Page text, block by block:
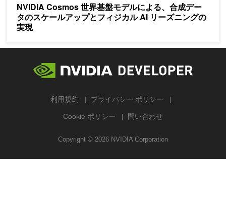
NVIDIA Cosmos 世界基盤モデルによる、合成デー
タのスケールアップとフィジカル AI リーズニングの
実現
利用規約 プライバシー ポリシー
Cookie ポリシー 問い合わせ
Copyright © 2026 NVIDIA Corporation